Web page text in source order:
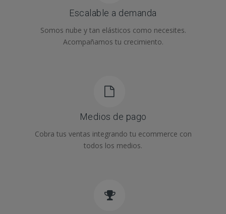
Escalable a demanda
Somos nube y tan elásticos como necesites.
Acompañamos tu crecimiento.
Medios de pago
Cobra tus ventas integrando tu ecommerce con
todos los medios.